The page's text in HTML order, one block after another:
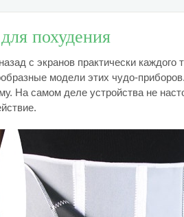
похудения
с экранов практически
модели этих чудо-
На самом деле устройства не